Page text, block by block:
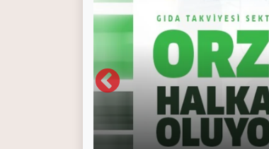
(current)
(current)
(current)